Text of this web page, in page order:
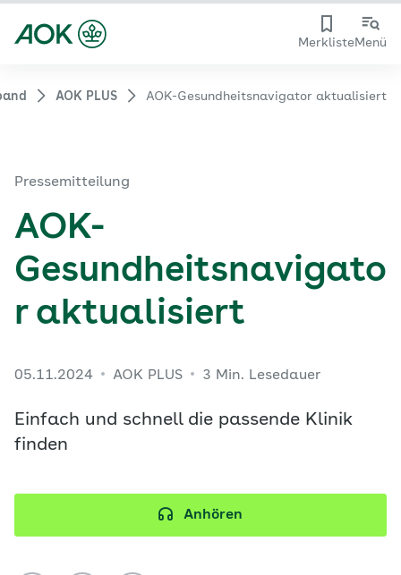
MerklisteMenü
AOK PLUS AOK-Gesundheitsnavigator aktualisiert
Pressemitteilung
AOK-
Gesundheitsnavigato
r aktualisiert
05.11.2024 AOK PLUS 3 Min. Lesedauer
Einfach und schnell die passende Klinik
finden
Anhören